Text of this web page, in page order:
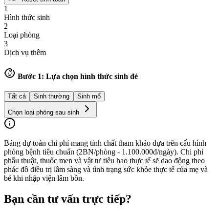
1
Hình thức sinh
2
Loại phòng
3
Dịch vụ thêm
Bước 1: Lựa chọn hình thức sinh đẻ
Tất cả Sinh thường Sinh mổ
Chọn loại phòng sau sinh
Bảng dự toán chi phí mang tính chất tham khảo dựa trên cấu hình
phòng bệnh tiêu chuẩn (2BN/phòng - 1.100.000đ/ngày). Chi phí
phẫu thuật, thuốc men và vật tư tiêu hao thực tế sẽ dao động theo
phác đồ điều trị lâm sàng và tình trạng sức khỏe thực tế của mẹ và
bé khi nhập viện lâm bồn.
Bạn cần tư vấn trực tiếp?